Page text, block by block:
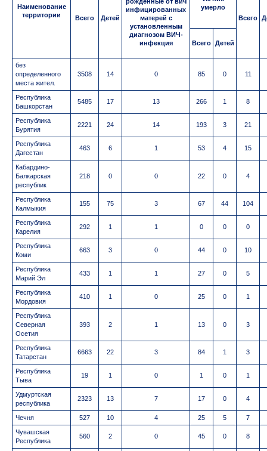
Наименование
территории
Всего Детей
инфицированных
матерей с
установленным
диагнозом ВИЧ-
инфекция
умерло
Всего
Всего Детей
без
определенного
места жител.
3508 14 0 85 0 11
Республика
Башкорстан
5485 17 13 266 1 8
Республика
Бурятия
2221 24 14 193 3 21
Республика
Дагестан
463 6 1 53 4 15
Кабардино-
Балкарская
республик
218 0 0 22 0 4
Республика
Калмыкия
155 75 3 67 44 104
Республика
Карелия
292 1 1 0 0 0
Республика
Коми
663 3 0 44 0 10
Республика
Марий Эл
433 1 1 27 0 5
Республика
Мордовия
410 1 0 25 0 1
Республика
Северная
Осетия
393 2 1 13 0 3
Республика
Татарстан
6663 22 3 84 1 3
Республика
Тыва
19 1 0 1 0 1
Удмуртская
республика
2323 13 7 17 0 4
Чечня 527 10 4 25 5
7
Чувашская
Республика
560 2 0 45 0 8